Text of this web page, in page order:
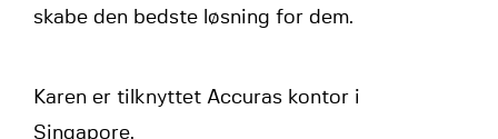
skabe den bedste løsning for dem.
Karen er tilknyttet Accuras kontor i
Singapore.